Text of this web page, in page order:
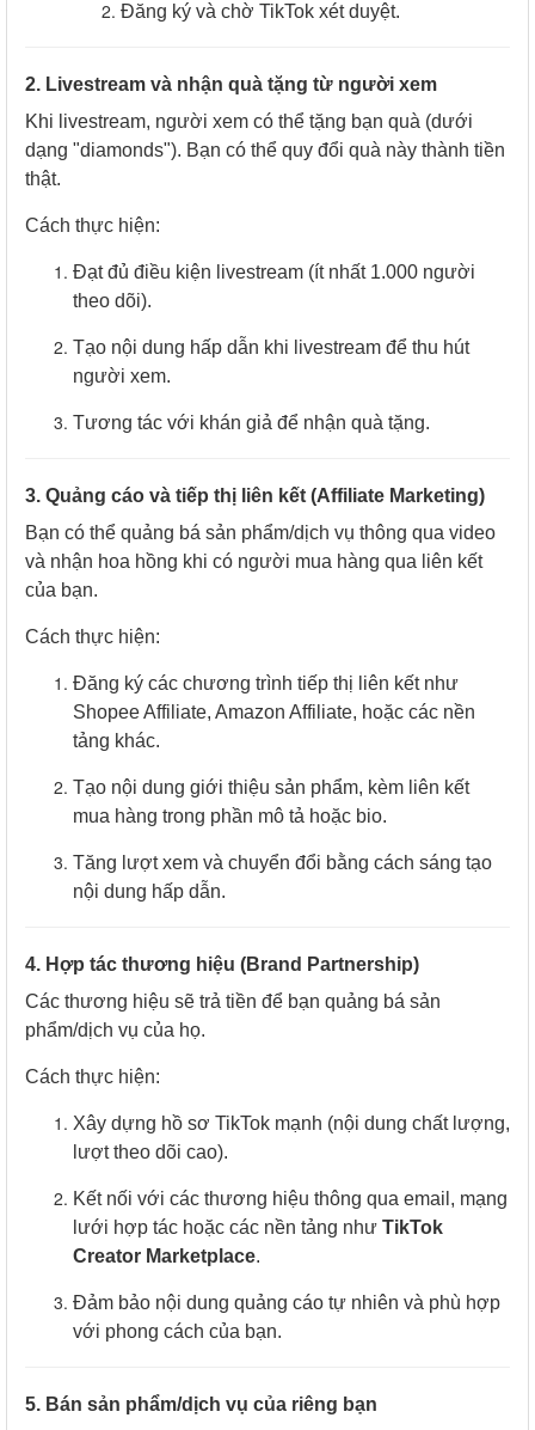
Đăng ký và chờ TikTok xét duyệt.
2. Livestream và nhận quà tặng từ người xem
Khi livestream, người xem có thể tặng bạn quà (dưới
dạng "diamonds"). Bạn có thể quy đổi quà này thành tiền
thật.
Cách thực hiện:
Đạt đủ điều kiện livestream (ít nhất 1.000 người
theo dõi).
Tạo nội dung hấp dẫn khi livestream để thu hút
người xem.
Tương tác với khán giả để nhận quà tặng.
3. Quảng cáo và tiếp thị liên kết (Affiliate Marketing)
Bạn có thể quảng bá sản phẩm/dịch vụ thông qua video
và nhận hoa hồng khi có người mua hàng qua liên kết
của bạn.
Cách thực hiện:
Đăng ký các chương trình tiếp thị liên kết như
Shopee Affiliate, Amazon Affiliate, hoặc các nền
tảng khác.
Tạo nội dung giới thiệu sản phẩm, kèm liên kết
mua hàng trong phần mô tả hoặc bio.
Tăng lượt xem và chuyển đổi bằng cách sáng tạo
nội dung hấp dẫn.
4. Hợp tác thương hiệu (Brand Partnership)
Các thương hiệu sẽ trả tiền để bạn quảng bá sản
phẩm/dịch vụ của họ.
Cách thực hiện:
Xây dựng hồ sơ TikTok mạnh (nội dung chất lượng,
lượt theo dõi cao).
Kết nối với các thương hiệu thông qua email, mạng
lưới hợp tác hoặc các nền tảng như TikTok
Creator Marketplace.
Đảm bảo nội dung quảng cáo tự nhiên và phù hợp
với phong cách của bạn.
5. Bán sản phẩm/dịch vụ của riêng bạn